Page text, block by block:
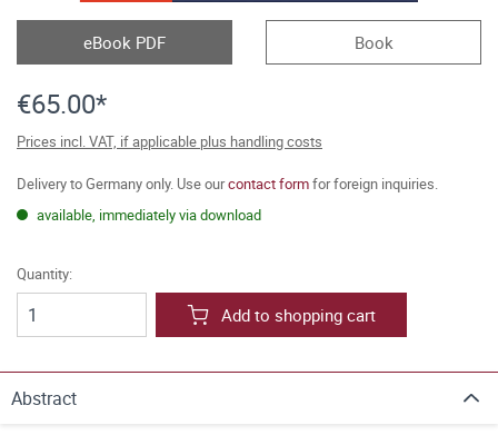
eBook PDF Book
€65.00*
Prices incl. VAT, if applicable plus handling costs
Delivery to Germany only. Use ourcontact formfor foreign inquiries.
available, immediately via download
Quantity:
Add to shopping cart
Abstract